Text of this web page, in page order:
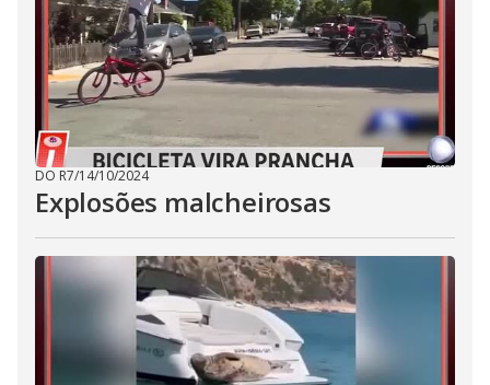
DO R7/14/10/2024
Explosões malcheirosas